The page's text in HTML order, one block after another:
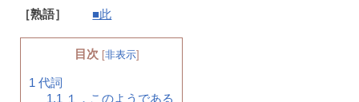
［熟語］
■此
目次 [非表示]
1 代詞
1.1 １．このようである